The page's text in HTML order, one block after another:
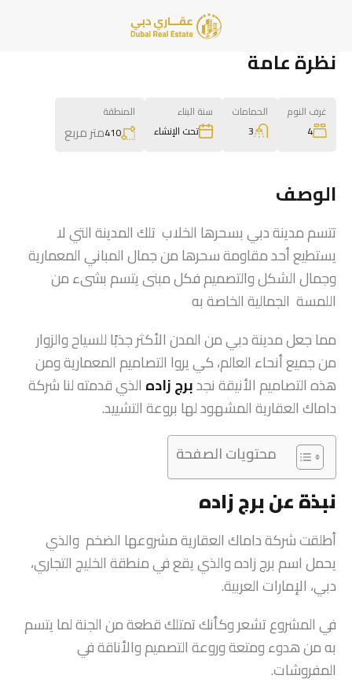
نظرة عامة
غرف النوم
4
الحمامات
3
سنة البناء
تحت الإنشاء
المنطقة
410متر مربع
الوصف
تتسم مدينة دبي بسحرها الخلاب تلك المدينة التي لا
يستطيع أحد مقاومة سحرها من جمال المباني المعمارية
وجمال الشكل والتصميم فكل مبنى يتسم بشىء من
اللمسة الجمالية الخاصة به
مما جعل مدينة دبي من المدن الأكثر جذبًا للسياح والزوار
من جميع أنحاء العالم، كي يروا التصاميم المعمارية ومن
هذه التصاميم الأنيقة نجدبرج زاده الذي قدمته لنا شركة
داماك العقارية المشهود لها بروعة التشييد.
محتويات الصفحة
نبذة عن برج زاده
أطلقت شركة داماك العقارية مشروعها الضخم والذي
يحمل اسم برج زاده والذي يقع في منطقة الخليج التجاري،
دبي، الإمارات العربية.
في المشروع تشعر وكأنك تمتلك قطعة من الجنة لما يتسم
به من هدوء ومتعة وروعة التصميم والأناقة في
المفروشات.